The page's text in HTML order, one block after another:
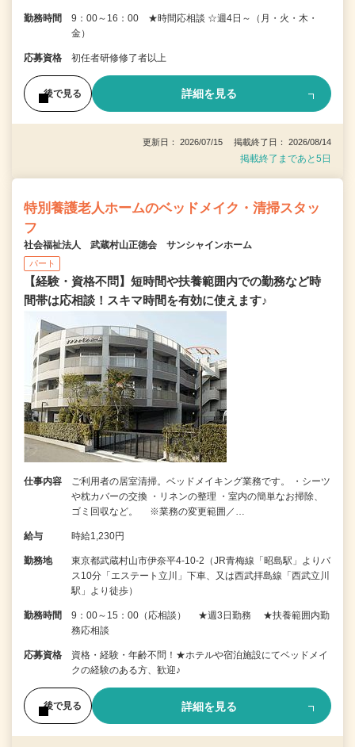
勤務時間
9：00～16：00 ★時間応相談 ☆週4日～（月・火・木・
金）
応募資格 初任者研修修了者以上
後で見る 詳細を見る
更新日： 2026/07/15 掲載終了日： 2026/08/14
掲載終了まであと5日
特別養護老人ホームのベッドメイク・清掃スタッ
フ
社会福祉法人 武蔵村山正徳会 サンシャインホーム
パート
【経験・資格不問】短時間や扶養範囲内での勤務など時
間帯は応相談！スキマ時間を有効に使えます♪
仕事内容
ご利用者の居室清掃。ベッドメイキング業務です。 ・シーツ
や枕カバーの交換 ・リネンの整理 ・室内の簡単なお掃除、
ゴミ回収など。 ※業務の変更範囲／…
給与 時給1,230円
勤務地
東京都武蔵村山市伊奈平4-10-2（JR青梅線「昭島駅」よりバ
ス10分「エステート立川」下車、又は西武拝島線「西武立川
駅」より徒歩）
勤務時間
9：00～15：00（応相談） ★週3日勤務 ★扶養範囲内勤
務応相談
応募資格
資格・経験・年齢不問！★ホテルや宿泊施設にてベッドメイ
クの経験のある方、歓迎♪
後で見る 詳細を見る